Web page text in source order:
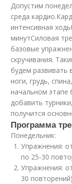
Допустим
среда
интенсивная
минутСиловая
базовые
скручивания.
будем развивать
ноги, грудь,
начальном этапе
добавить
получится
Программа
Понедельник:
Упражнения:
по 25-30
Упражнения:
30 повторений)